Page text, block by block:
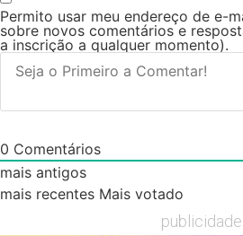
Permito usar meu endereço de e-
sobre novos comentários e
a inscrição a qualquer momento).
0 Comentários
mais antigos
mais recentes Mais votado
publicidade